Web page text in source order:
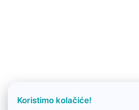
Koristimo kolačiće!